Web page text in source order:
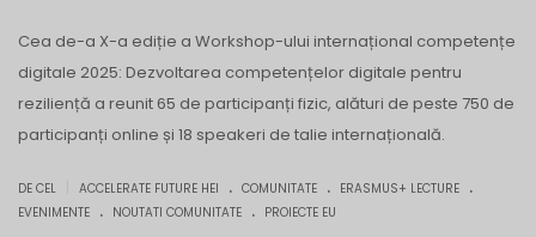
Cea de-a X-a ediție a Workshop-ului internațional competențe
digitale 2025: Dezvoltarea competențelor digitale pentru
reziliență a reunit 65 de participanți fizic, alături de peste 750 de
participanți online și 18 speakeri de talie internațională.
DE CEL ACCELERATE FUTURE HEI . COMUNITATE . ERASMUS+ LECTURE .
EVENIMENTE . NOUTATI COMUNITATE . PROIECTE EU